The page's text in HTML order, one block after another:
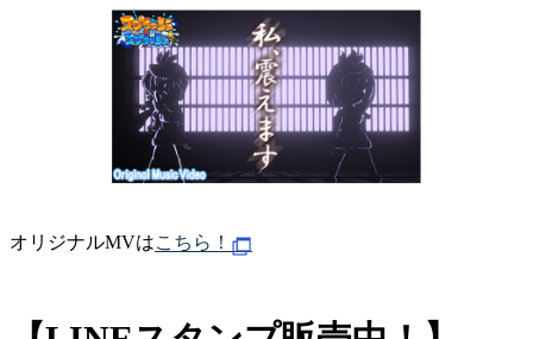
オリジナルMVはこちら！